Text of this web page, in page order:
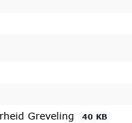
Greveling 40 KB